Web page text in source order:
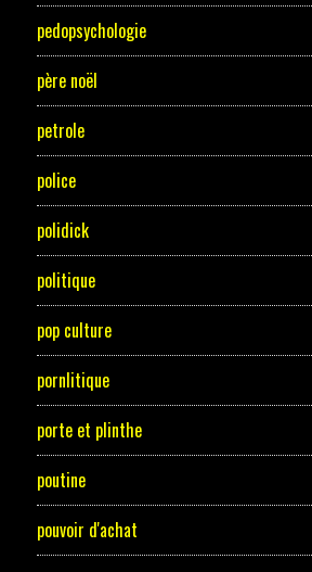
pedopsychologie
père noël
petrole
police
polidick
politique
pop culture
pornlitique
porte et plinthe
poutine
pouvoir d'achat